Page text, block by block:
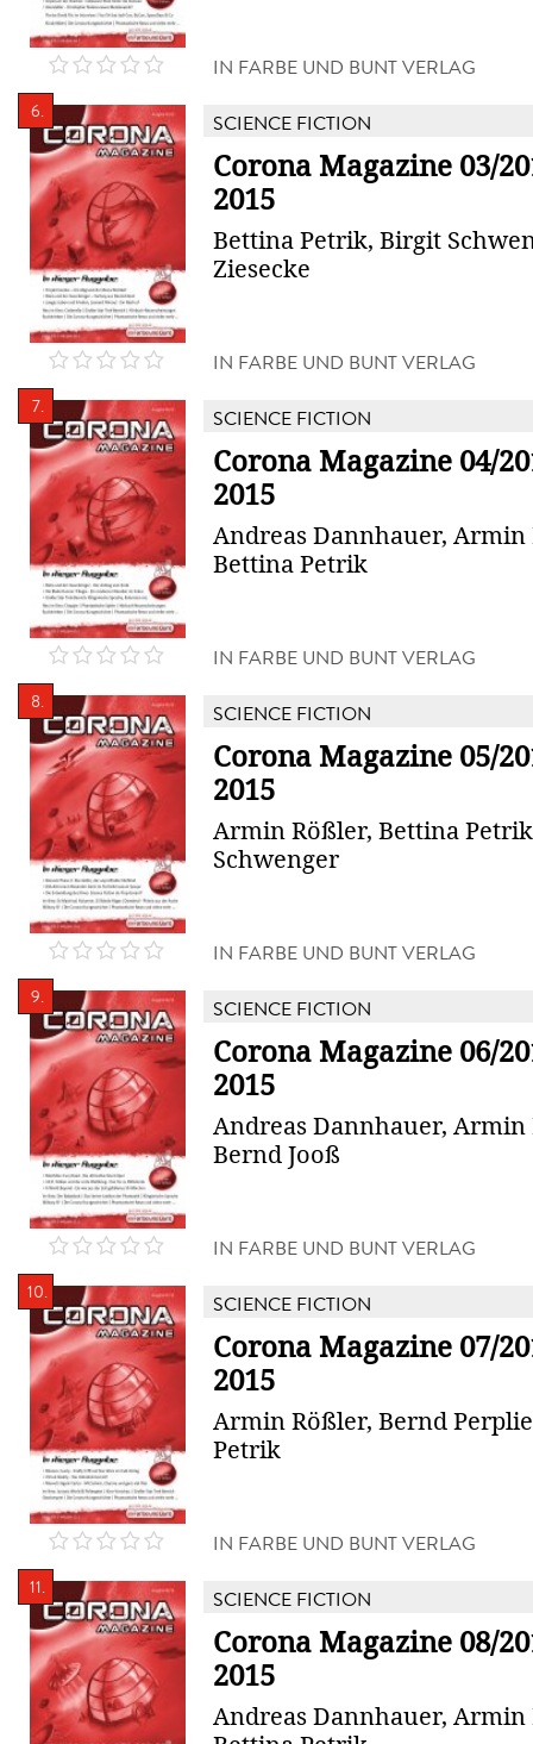
IN FARBE UND BUNT VERLAG
6. SCIENCE FICTION
Corona Magazine 03/
2015
Bettina Petrik, Birgit
Ziesecke
IN FARBE UND BUNT VERLAG
7. SCIENCE FICTION
Corona Magazine 04/
2015
Andreas Dannhauer, Armin
Bettina Petrik
IN FARBE UND BUNT VERLAG
8. SCIENCE FICTION
Corona Magazine 05/
2015
Armin Rößler, Bettina
Schwenger
IN FARBE UND BUNT VERLAG
9. SCIENCE FICTION
Corona Magazine 06/
2015
Andreas Dannhauer, Armin
Bernd Jooß
IN FARBE UND BUNT VERLAG
10. SCIENCE FICTION
Corona Magazine 07/
2015
Armin Rößler, Bernd
Petrik
IN FARBE UND BUNT VERLAG
11. SCIENCE FICTION
Corona Magazine 08/
2015
Andreas Dannhauer, Armin